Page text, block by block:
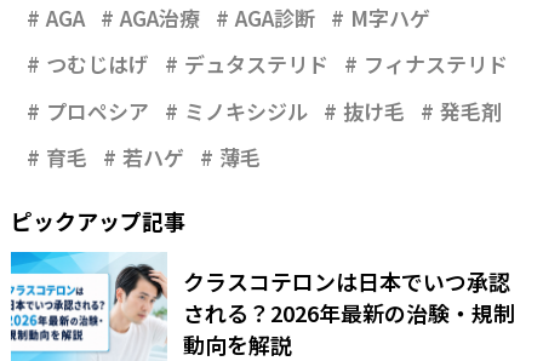
AGA AGA治療 AGA診断
M字ハゲ
つむじはげ
デュタステリド
フィナステリド
プロペシア
ミノキシジル 抜け毛
発毛剤
育毛
若ハゲ 薄毛
ピックアップ記事
クラスコテロンは日本でいつ承認
される？2026年最新の治験・規制
動向を解説